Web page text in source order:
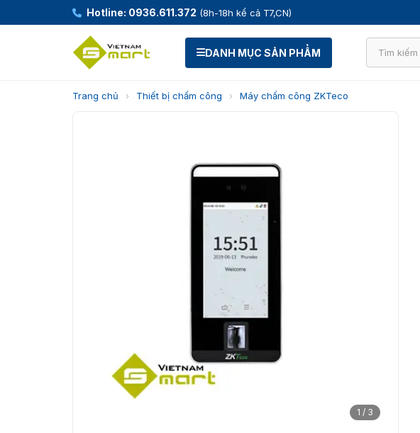
Hotline: 0936.611.372 (8h-18h kể cả T7,CN)
DANH MỤC SẢN PHẨM
Trang chủ › Thiết bị chấm công › Máy chấm công ZKTeco
1 / 3